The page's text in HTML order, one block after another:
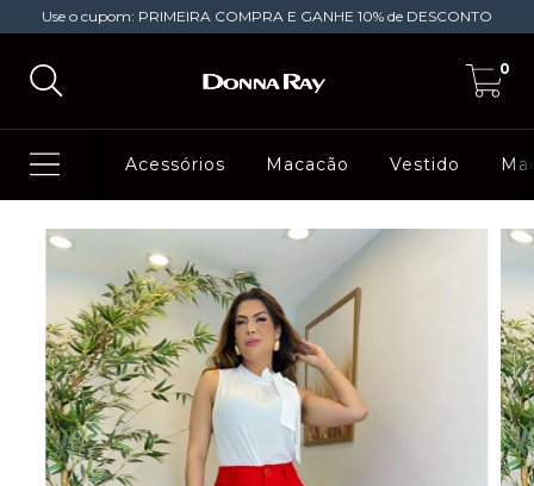
Use o cupom: PRIMEIRA COMPRA E GANHE 10% de DESCONTO
0
Acessórios Macacão Vestido